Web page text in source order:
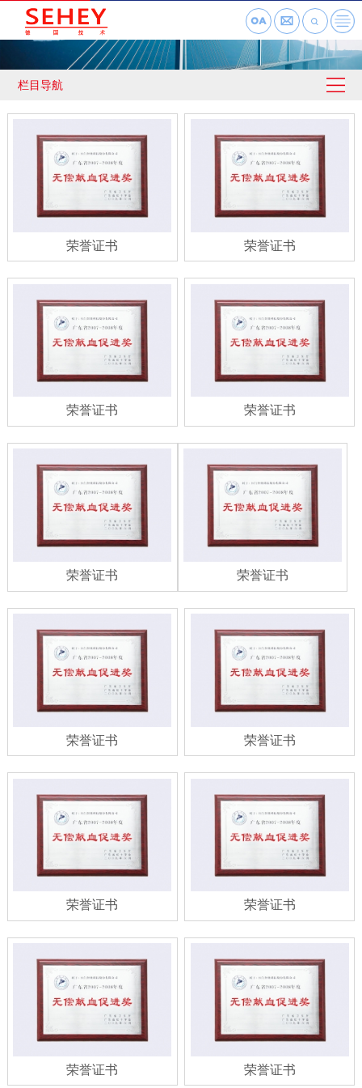
栏目导航
荣誉证书 荣誉证书
荣誉证书 荣誉证书
荣誉证书 荣誉证书
荣誉证书 荣誉证书
荣誉证书 荣誉证书
荣誉证书 荣誉证书